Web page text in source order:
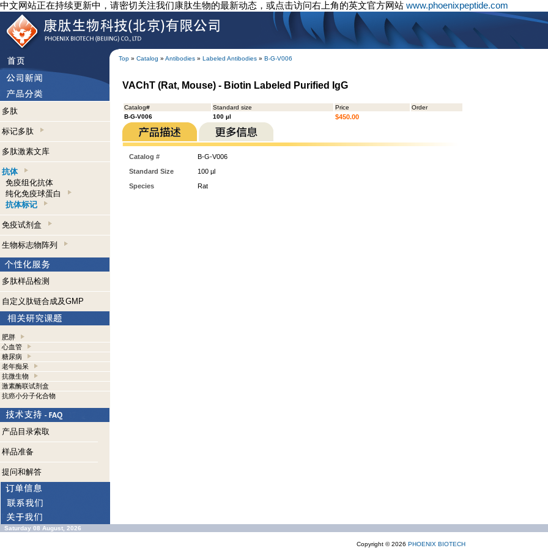
中文网站正在持续更新中，请密切关注我们康肽生物的最新动态，或点击访问右上角的英文官方网站 www.phoenixpeptide.com
Top » Catalog » Antibodies » Labeled Antibodies » B-G-V006
多肽
标记多肽
多肽激素文库
抗体
免疫组化抗体
纯化免疫球蛋白
抗体标记
免疫试剂盒
生物标志物阵列
多肽样品检测
自定义肽链合成及GMP
肥胖
心血管
糖尿病
老年痴呆
抗微生物
激素酶联试剂盒
抗癌小分子化合物
产品目录索取
样品准备
提问和解答
VAChT (Rat, Mouse) - Biotin Labeled Purified IgG
Catalog# Standard size Price
Order
B-G-V006
100 µl $450.00
Catalog #
B-G-V006
Standard Size
100 µl
Species
Rat
Saturday 08 August, 2026
Copyright © 2026 PHOENIX BIOTECH